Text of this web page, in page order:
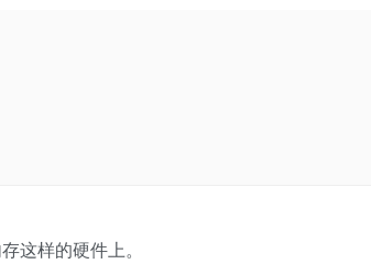
这样的硬件上。